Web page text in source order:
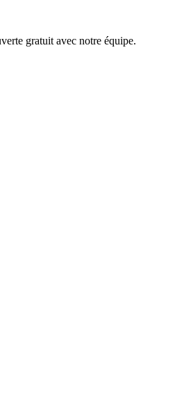
gratuit avec notre équipe.